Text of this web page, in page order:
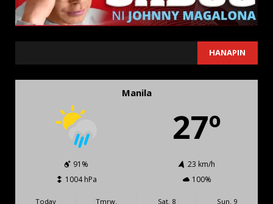
HANAPIN
Manila
27º
91%
23 km/h
1004 hPa
100%
Today Tmrw. Sat. 8 Sun. 9